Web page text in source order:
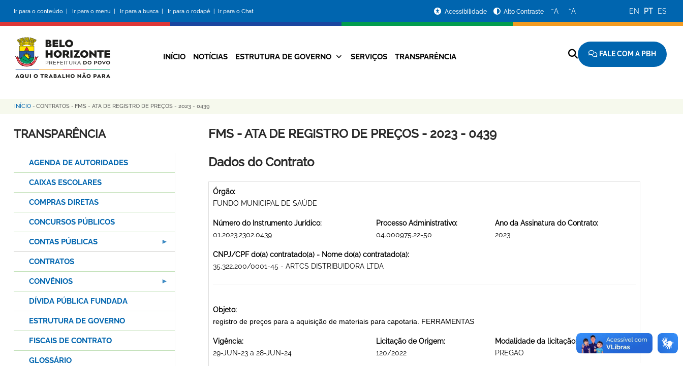
conteúdo
principal
Ir para o conteúdo | Ir para o menu | Ir para a busca | Ir para o rodapé | Ir para o Chat
da
Prefeitura
Acessibilidade Alto Contraste −A +A EN PT ES
Navegação
INÍCIO NOTÍCIAS ESTRUTURA DE GOVERNO SERVIÇOS TRANSPARÊNCIA FALE COM A PBH
Trilha
de
INÍCIO - CONTRATOS - FMS - ATA DE REGISTRO DE PREÇOS - 2023 - 0439
FMS - ATA DE REGISTRO DE PREÇOS - 2023 - 0439
Dados do Contrato
Órgão:
FUNDO MUNICIPAL DE SAÚDE
Número do Instrumento Jurídico:
01.2023.2302.0439
Processo Administrativo:
04.000975.22-50
Ano da Assinatura do Contrato:
2023
CNPJ/CPF do(a) contratado(a) - Nome do(a) contratado(a):
35.322.200/0001-45 - ARTCS DISTRIBUIDORA LTDA
Objeto:
registro de preços para a aquisição de materiais para capotaria. FERRAMENTAS
Vigência:
29-JUN-23 a 28-JUN-24
Licitação de Origem:
120/2022
Modalidade da licitação:
PREGAO
TRANSPARÊNCIA
AGENDA DE AUTORIDADES
CAIXAS ESCOLARES
COMPRAS DIRETAS
CONCURSOS PÚBLICOS
CONTAS PÚBLICAS
CONTRATOS
CONVÊNIOS
DÍVIDA PÚBLICA FUNDADA
ESTRUTURA DE GOVERNO
FISCAIS DE CONTRATO
GLOSSÁRIO